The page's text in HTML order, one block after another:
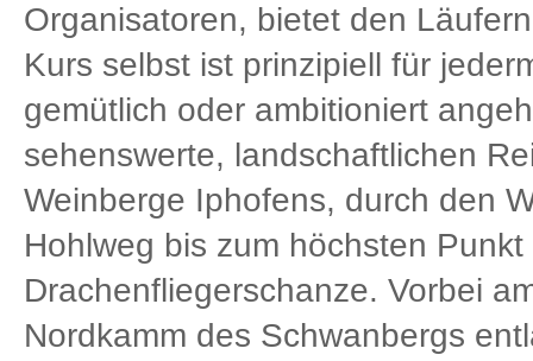
Organisatoren, bietet den
Kurs selbst ist prinzipiell für
gemütlich oder ambitioniert
sehenswerte, landschaftlichen
Weinberge Iphofens, durch den
Hohlweg bis zum höchsten
Drachenfliegerschanze. Vorbei
Nordkamm des Schwanbergs